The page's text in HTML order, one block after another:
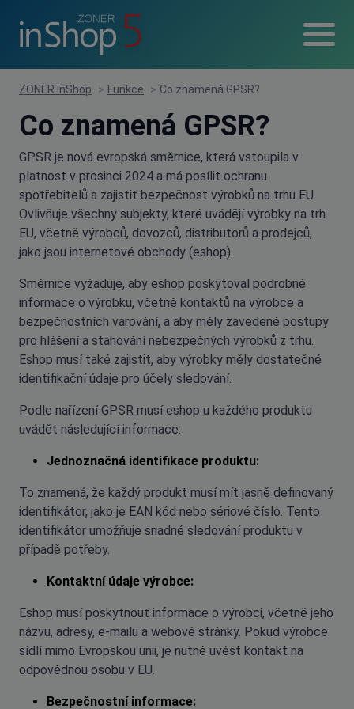
ZONER inShop > Funkce > Co znamená GPSR?
Co znamená GPSR?
GPSR je nová evropská směrnice, která vstoupila v
platnost v prosinci 2024 a má posílit ochranu
spotřebitelů a zajistit bezpečnost výrobků na trhu EU.
Ovlivňuje všechny subjekty, které uvádějí výrobky na trh
EU, včetně výrobců, dovozců, distributorů a prodejců,
jako jsou internetové obchody (eshop).
Směrnice vyžaduje, aby eshop poskytoval podrobné
informace o výrobku, včetně kontaktů na výrobce a
bezpečnostních varování, a aby měly zavedené postupy
pro hlášení a stahování nebezpečných výrobků z trhu.
Eshop musí také zajistit, aby výrobky měly dostatečné
identifikační údaje pro účely sledování.
Podle nařízení GPSR musí eshop u každého produktu
uvádět následující informace:
Jednoznačná identifikace produktu:
To znamená, že každý produkt musí mít jasně definovaný
identifikátor, jako je EAN kód nebo sériové číslo. Tento
identifikátor umožňuje snadné sledování produktu v
případě potřeby.
Kontaktní údaje výrobce:
Eshop musí poskytnout informace o výrobci, včetně jeho
názvu, adresy, e-mailu a webové stránky. Pokud výrobce
sídlí mimo Evropskou unii, je nutné uvést kontakt na
odpovědnou osobu v EU.
Bezpečnostní informace: